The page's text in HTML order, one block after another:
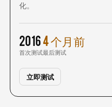
化。
2016
首次测试
4 个月前
最后测试
立即测试